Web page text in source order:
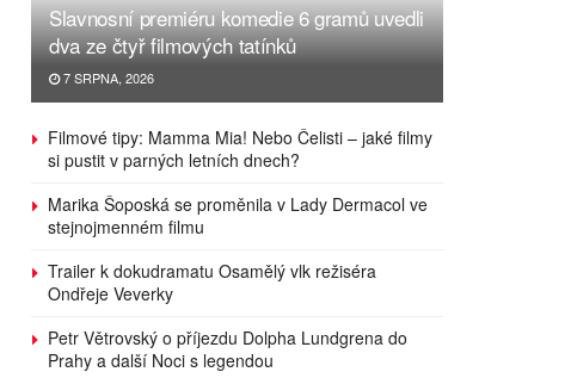
Slavnosní premiéru komedie 6 gramů uvedli
dva ze čtyř filmových tatínků
7 SRPNA, 2026
Filmové tipy: Mamma Mia! Nebo Čelisti – jaké filmy
si pustit v parných letních dnech?
Marika Šoposká se proměnila v Lady Dermacol ve
stejnojmenném filmu
Trailer k dokudramatu Osamělý vlk režiséra
Ondřeje Veverky
Petr Větrovský o příjezdu Dolpha Lundgrena do
Prahy a další Noci s legendou